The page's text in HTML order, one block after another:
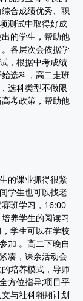
合成绩优秀、职
测试中取得好成
的学生，帮助他
各层次会依据学
，根据中考成绩
选科，高二走班
选科类型不做限
考政策，帮助他
的课业抓得很紧
学生也可以找老
班学习，16:00
养学生的阅读习
学生可以在学校
加 。高二下晚自
凑，课余活动会
培养模式，导师
方位指导;项目平
与社科翱翔计划